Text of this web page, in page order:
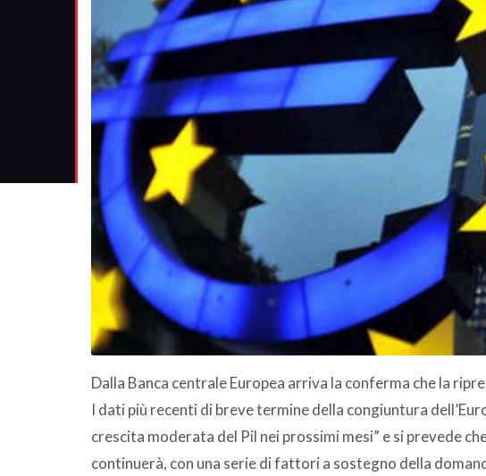
Dalla Banca centrale Europea arriva la conferma che la
I dati più recenti di breve termine della congiuntura
crescita moderata del Pil nei prossimi mesi” e si prevede
continuerà, con una serie di fattori a sostegno della